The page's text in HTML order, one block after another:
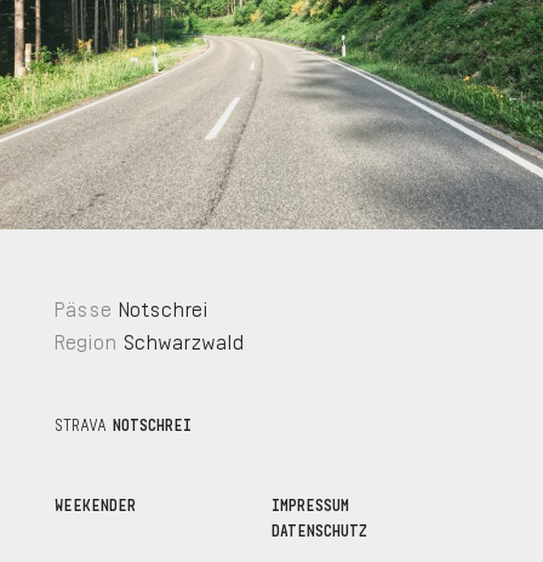
Pässe Notschrei
Region Schwarzwald
STRAVA NOTSCHREI
WEEKENDER
IMPRESSUM
DATENSCHUTZ